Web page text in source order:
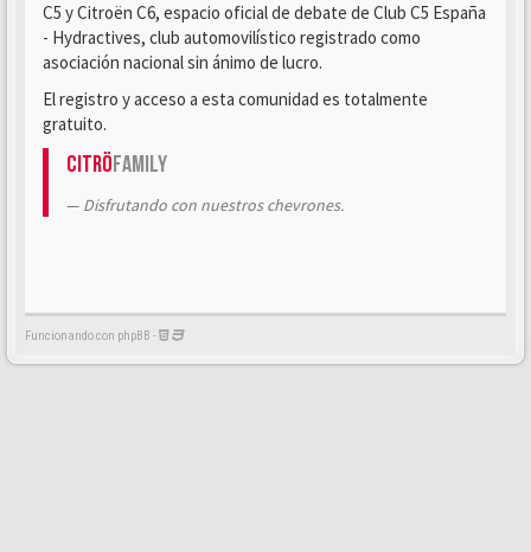
C5 y Citroën C6, espacio oficial de debate de Club C5 España
- Hydractives, club automovilístico registrado como
asociación nacional sin ánimo de lucro.
El registro y acceso a esta comunidad es totalmente
gratuito.
CitröFamily
Disfrutando con nuestros chevrones.
Funcionando con phpBB -